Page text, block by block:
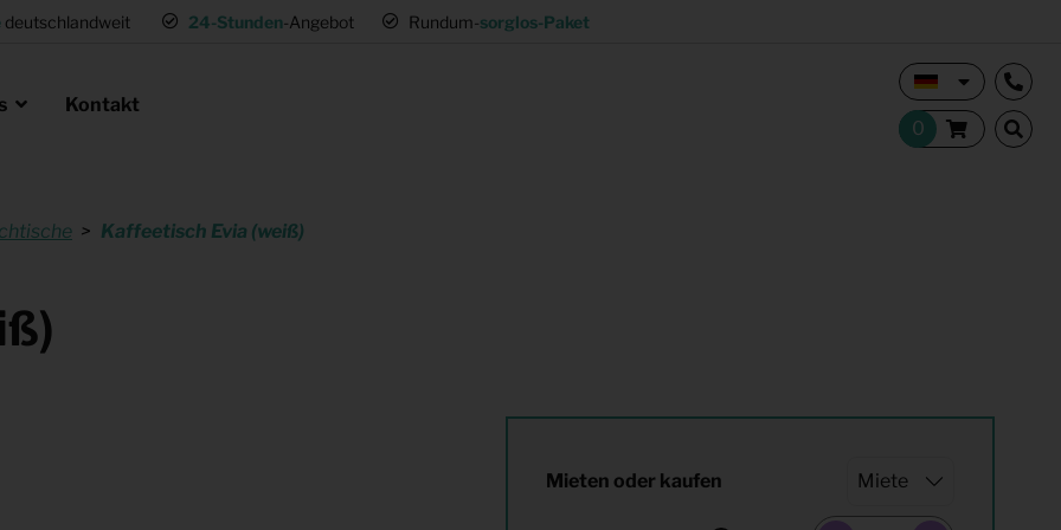
deutschlandweit 24-Stunden-Angebot Rundum-sorglos-Paket
Kontakt
als Profi
Einrichtung für (Fernseh) Produktion Shop
Kaffeetisch Evia (weiß)
Mieten oder kaufen